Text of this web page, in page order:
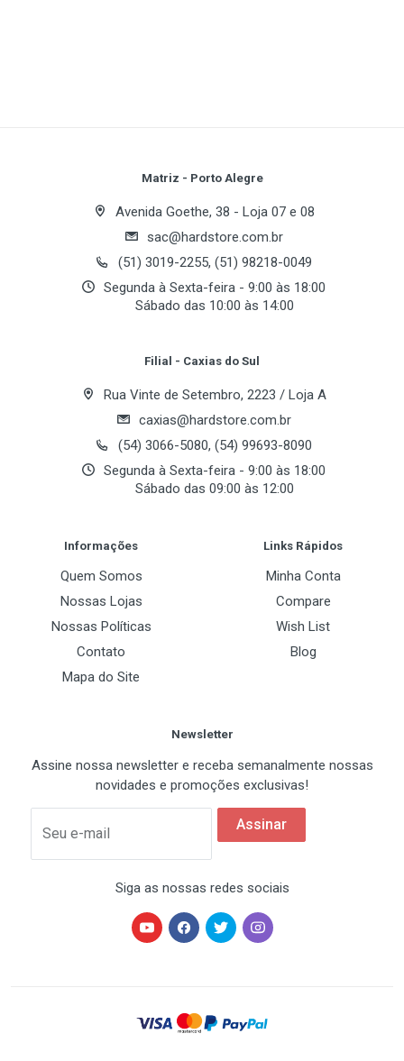
Your Name
Email Address
Matriz - Porto Alegre
Avenida Goethe, 38 - Loja 07 e 08
sac@hardstore.com.br
(51) 3019-2255, (51) 98218-0049
Segunda à Sexta-feira - 9:00 às 18:00
Sábado das 10:00 às 14:00
Filial - Caxias do Sul
Rua Vinte de Setembro, 2223 / Loja A
caxias@hardstore.com.br
(54) 3066-5080, (54) 99693-8090
Segunda à Sexta-feira - 9:00 às 18:00
Sábado das 09:00 às 12:00
Informações
Quem Somos
Nossas Lojas
Nossas Políticas
Contato
Mapa do Site
Links Rápidos
Minha Conta
Compare
Wish List
Blog
Newsletter
Assine nossa newsletter e receba semanalmente nossas
novidades e promoções exclusivas!
Seu e-mail
Assinar
Siga as nossas redes sociais